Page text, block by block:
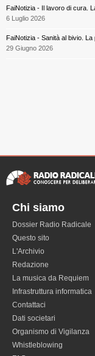
FaiNotizia - Il lavoro di cura.
6 Luglio 2026
FaiNotizia - Sanità al bivio.
29 Giugno 2026
Chi siamo
Dossier Radio Radicale
Questo sito
L'Archivio
Redazione
La musica da Requiem
Infrastruttura informatica
Contattaci
Dati societari
Organismo di Vigilanza
Whistleblowing